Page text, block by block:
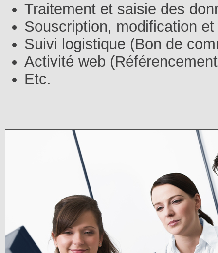
Traitement et saisie des
Souscription, modification et
Suivi logistique (Bon de
Activité web
Etc.